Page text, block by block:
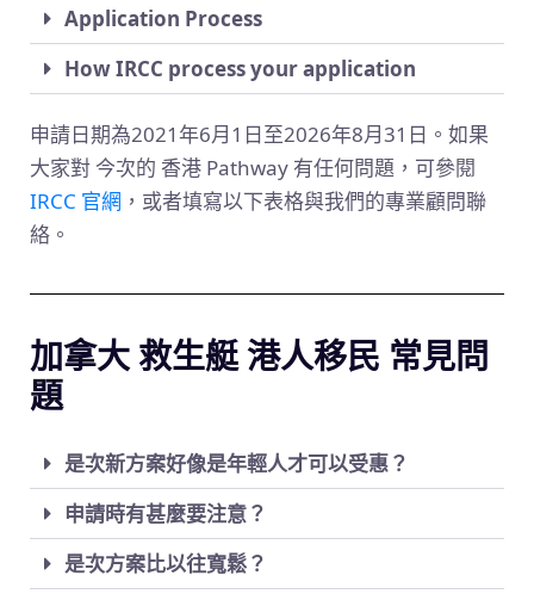
Application Process
How IRCC process your application
申請日期為2021年6月1日至2026年8月31日。如果
大家對 今次的 香港 Pathway 有任何問題，可參閱
IRCC 官網 ，或者填寫以下表格與我們的專業顧問聯
絡。
加拿大 救生艇 港人移民 常見問
題
是次新方案好像是年輕人才可以受惠？
申請時有甚麼要注意？
是次方案比以往寬鬆？